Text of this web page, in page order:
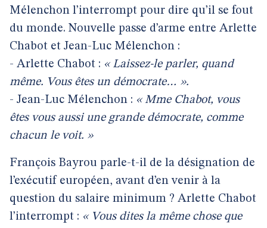
Mélenchon l’interrompt pour dire qu’il se fout
du monde. Nouvelle passe d’arme entre Arlette
Chabot et Jean-Luc Mélenchon :
- Arlette Chabot : « Laissez-le parler, quand
même. Vous êtes un démocrate… ».
- Jean-Luc Mélenchon : « Mme Chabot, vous
êtes vous aussi une grande démocrate, comme
chacun le voit. »
François Bayrou parle-t-il de la désignation de
l’exécutif européen, avant d’en venir à la
question du salaire minimum ? Arlette Chabot
l’interrompt : « Vous dites la même chose que